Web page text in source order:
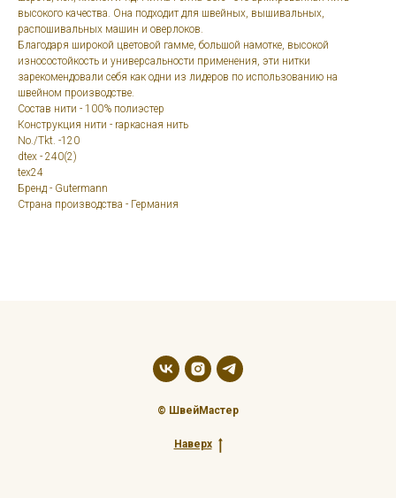
высокого качества. Она подходит для швейных, вышивальных,
распошивальных машин и оверлоков.
Благодаря широкой цветовой гамме, большой намотке, высокой
износостойкость и универсальности применения, эти нитки
зарекомендовали себя как одни из лидеров по использованию на
швейном производстве.
Состав нити - 100% полиэстер
Конструкция нити - rаркасная нить
No./Tkt. -120
dtex - 240(2)
tex24
Бренд - Gutermann
Страна производства - Германия
© ШвейМастер
Наверх